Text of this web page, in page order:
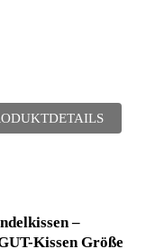
–
Kissen Größe